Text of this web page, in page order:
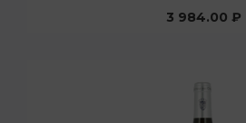
3 984.00 ₽